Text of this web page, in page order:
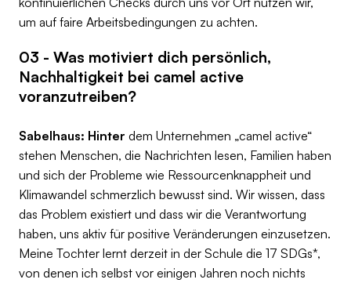
um auf faire Arbeitsbedingungen zu achten.
03 - Was motiviert dich persönlich,
Nachhaltigkeit bei camel active
voranzutreiben?
Sabelhaus: Hinter dem Unternehmen „camel active“
stehen Menschen, die Nachrichten lesen, Familien haben
und sich der Probleme wie Ressourcenknappheit und
Klimawandel schmerzlich bewusst sind. Wir wissen, dass
das Problem existiert und dass wir die Verantwortung
haben, uns aktiv für positive Veränderungen einzusetzen.
Meine Tochter lernt derzeit in der Schule die 17 SDGs*,
von denen ich selbst vor einigen Jahren noch nichts